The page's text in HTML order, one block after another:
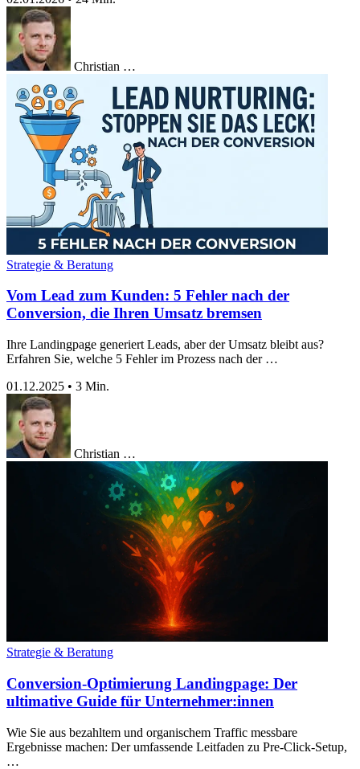
Christian …
Strategie & Beratung
Vom Lead zum Kunden: 5 Fehler nach der
Conversion, die Ihren Umsatz bremsen
Ihre Landingpage generiert Leads, aber der Umsatz bleibt aus?
Erfahren Sie, welche 5 Fehler im Prozess nach der …
01.12.2025 • 3 Min.
Christian …
Strategie & Beratung
Conversion-Optimierung Landingpage: Der
ultimative Guide für Unternehmer:innen
Wie Sie aus bezahltem und organischem Traffic messbare
Ergebnisse machen: Der umfassende Leitfaden zu Pre-Click-Setup,
…